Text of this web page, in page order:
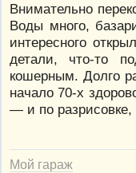
Внимательно
Воды много,
интересного
детали, что-то
кошерным. Долго
начало 70-х
— и по разрисовке,
Мой гараж